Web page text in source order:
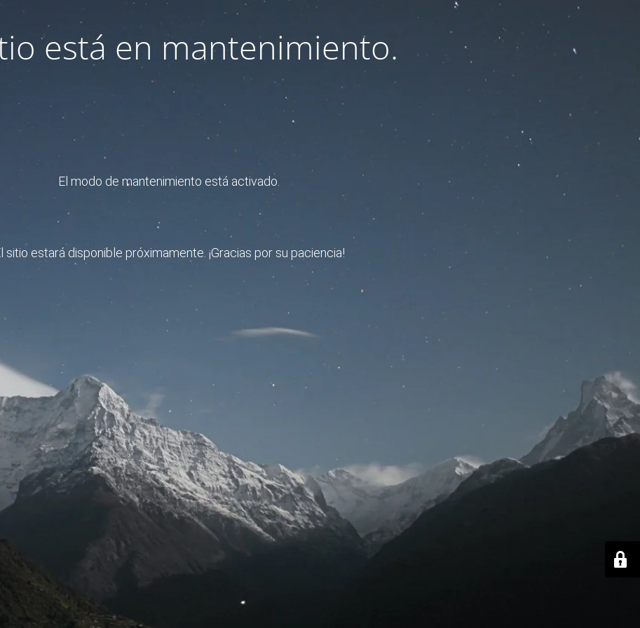
está en mantenimiento.
El modo de mantenimiento está activado.
sitio estará disponible próximamente. ¡Gracias por su paciencia!